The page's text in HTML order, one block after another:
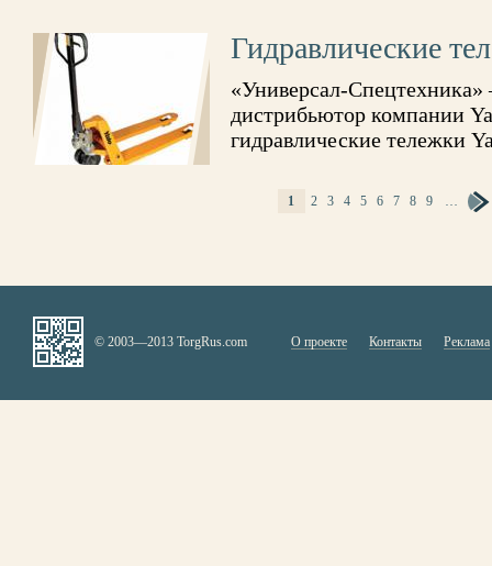
Гидравлические
«Универсал-
дистрибьютор компании
гидравлические тележки
1 2 3 4 5 6 7 8 9 …
© 2003—2013 TorgRus.com О проекте Контакты Реклама